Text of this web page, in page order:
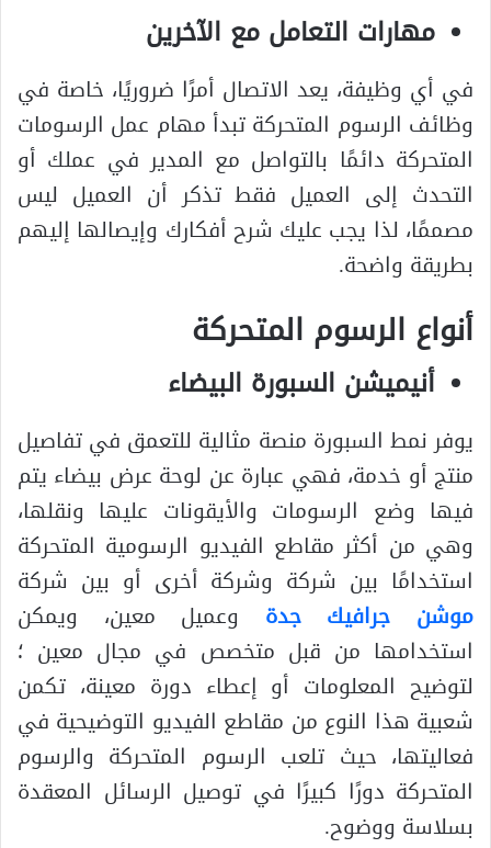
مهارات التعامل مع الآخرين
في أي وظيفة، يعد الاتصال أمرًا ضروريًا، خاصة في
وظائف الرسوم المتحركة تبدأ مهام عمل الرسومات
المتحركة دائمًا بالتواصل مع المدير في عملك أو
التحدث إلى العميل فقط تذكر أن العميل ليس
مصممًا، لذا يجب عليك شرح أفكارك وإيصالها إليهم
بطريقة واضحة.
أنواع الرسوم المتحركة
أنيميشن السبورة البيضاء
يوفر نمط السبورة منصة مثالية للتعمق في تفاصيل
منتج أو خدمة، فهي عبارة عن لوحة عرض بيضاء يتم
فيها وضع الرسومات والأيقونات عليها ونقلها،
وهي من أكثر مقاطع الفيديو الرسومية المتحركة
استخدامًا بين شركة وشركة أخرى أو بين شركة
موشن جرافيك جدة
وعميل معين، ويمكن
استخدامها من قبل متخصص في مجال معين ؛
لتوضيح المعلومات أو إعطاء دورة معينة، تكمن
شعبية هذا النوع من مقاطع الفيديو التوضيحية في
فعاليتها، حيث تلعب الرسوم المتحركة والرسوم
المتحركة دورًا كبيرًا في توصيل الرسائل المعقدة
بسلاسة ووضوح.